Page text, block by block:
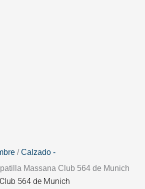
/Calzado -
Massana Club 564 de Munich
564 de Munich